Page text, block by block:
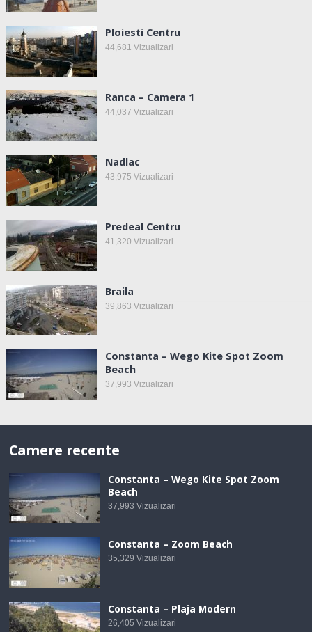
Ploiesti Centru
44,681 Vizualizari
Ranca – Camera 1
44,037 Vizualizari
Nadlac
43,975 Vizualizari
Predeal Centru
41,320 Vizualizari
Braila
39,863 Vizualizari
Constanta – Wego Kite Spot Zoom
Beach
37,993 Vizualizari
Camere recente
Constanta – Wego Kite Spot Zoom
Beach
37,993 Vizualizari
Constanta – Zoom Beach
35,329 Vizualizari
Constanta – Plaja Modern
26,405 Vizualizari